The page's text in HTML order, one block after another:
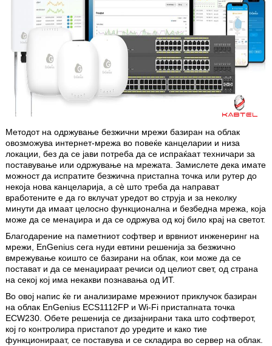
Методот на одржување безжични мрежи базиран на облак
овозможува интернет-мрежа во повеќе канцеларии и низа
локации, без да се јави потреба да се испраќаат техничари за
поставување или одржување на мрежата. Замислете дека имате
можност да испратите без­жична пристапна точка или рутер до
некоја нова канцеларија, а сè што треба да направат
вработените е да го вклучат уредот во струја и за неколку
минути да имаат целосно функционална и безбедна мрежа, која
може да се менаџира и да се одржува од кој било крај на светот.
Благодарение на паметниот софтвер и врвниот инженеринг на
мрежи, EnGenius сега нуди евтини решенија за безжично
вмрежување коишто се бази­рани на облак, кои може да се
постават и да се менаџираат речиси од целиот свет, од страна
на секој кој има некакви познавања од ИТ.
Во овој напис ќе ги анализираме мреж­ни­от приклучок базиран
на облак EnGenius ECS1112FP и Wi-Fi пристапната точка
ECW230. Обете решенија се дизај­ни­рани така што софтверот,
кој го кон­тролира пристапот до уредите и како тие
функционираат, се поставува и се складира во сервер на облак.